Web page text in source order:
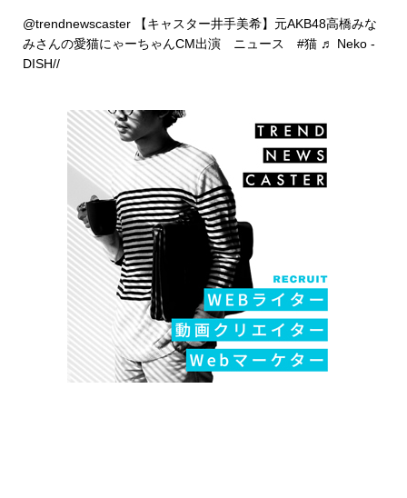
@trendnewscaster【キャスター井手美希】元AKB48高橋みな
みさんの愛猫にゃーちゃんCM出演 ニュース #猫 ♬ Neko -
DISH//